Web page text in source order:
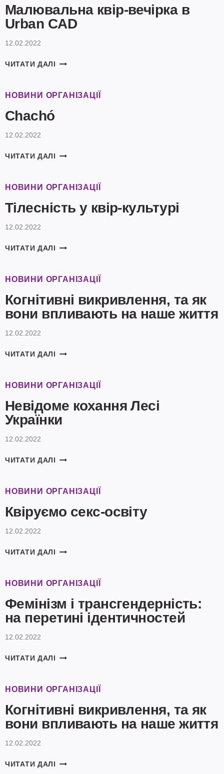
НИЗОВА
АРТ-
РЕЗИДЕНЦІЯ
Малювальна квір-вечірка в
Urban CAD
12.02.2022
ЧИТАТИ ДАЛІ МАЛЮВАЛЬНА
В
НОВИНИ ОРГАНІЗАЦІЇ
Chachó
12.02.2022
ЧИТАТИ ДАЛІ CHACHÓ
НОВИНИ ОРГАНІЗАЦІЇ
Тілесність у квір-культурі
12.02.2022
ЧИТАТИ ДАЛІ ТІЛЕСНІСТЬ
КУЛЬТУРІ
НОВИНИ ОРГАНІЗАЦІЇ
Когнітивні викривлення, та як
вони впливають на наше життя
12.02.2022
ЧИТАТИ ДАЛІ КОГНІТИВНІ
ЯК
ВПЛИВАЮТЬ
НА
НАШЕ
НОВИНИ ОРГАНІЗАЦІЇ
Невідоме кохання Лесі
Українки
12.02.2022
ЧИТАТИ ДАЛІ НЕВІДОМЕ
УКРАЇНКИ
НОВИНИ ОРГАНІЗАЦІЇ
Квіруємо секс-освіту
12.02.2022
ЧИТАТИ ДАЛІ КВІРУЄМО
НОВИНИ ОРГАНІЗАЦІЇ
Фемінізм і трансгендерність:
на перетині ідентичностей
12.02.2022
ЧИТАТИ ДАЛІ ФЕМІНІЗМ
НА
ІДЕНТИЧНОСТЕЙ
НОВИНИ ОРГАНІЗАЦІЇ
Когнітивні викривлення, та як
вони впливають на наше життя
12.02.2022
ЧИТАТИ ДАЛІ КОГНІТИВНІ